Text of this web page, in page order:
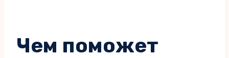
Чем поможет